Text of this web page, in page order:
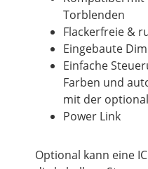
Torblenden
Flackerfreie &
Eingebaute
Einfache
Farben und
mit der
Power Link
Optional kann eine